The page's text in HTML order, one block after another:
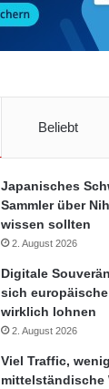
Beliebt
Japanisches
Sammler über
wissen sollten
2. August 2026
Digitale
sich
wirklich lohnen
2. August 2026
Viel Traffic,
mittelständische